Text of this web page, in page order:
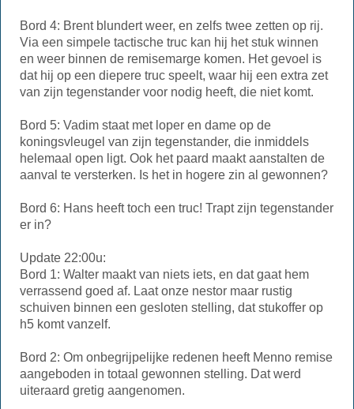
Bord 4: Brent blundert weer, en zelfs twee zetten op rij.
Via een simpele tactische truc kan hij het stuk winnen
en weer binnen de remisemarge komen. Het gevoel is
dat hij op een diepere truc speelt, waar hij een extra zet
van zijn tegenstander voor nodig heeft, die niet komt.
Bord 5: Vadim staat met loper en dame op de
koningsvleugel van zijn tegenstander, die inmiddels
helemaal open ligt. Ook het paard maakt aanstalten de
aanval te versterken. Is het in hogere zin al gewonnen?
Bord 6: Hans heeft toch een truc! Trapt zijn tegenstander
er in?
Update 22:00u:
Bord 1: Walter maakt van niets iets, en dat gaat hem
verrassend goed af. Laat onze nestor maar rustig
schuiven binnen een gesloten stelling, dat stukoffer op
h5 komt vanzelf.
Bord 2: Om onbegrijpelijke redenen heeft Menno remise
aangeboden in totaal gewonnen stelling. Dat werd
uiteraard gretig aangenomen.